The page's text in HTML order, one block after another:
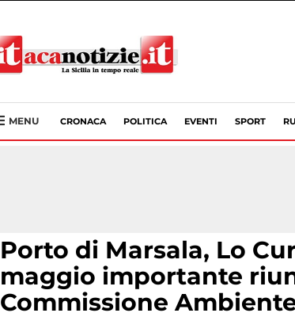
MENU CRONACA POLITICA EVENTI SPORT
Porto di Marsala, Lo
maggio importante
Commissione